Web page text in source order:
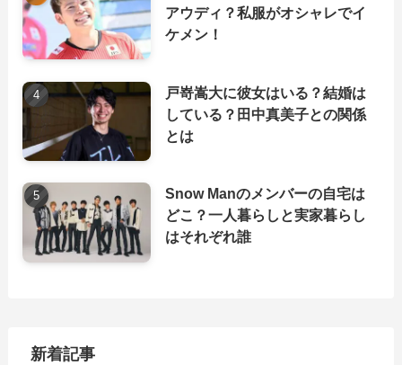
アウディ？私服がオシャレでイ
ケメン！
戸嵜嵩大に彼女はいる？結婚は
している？田中真美子との関係
とは
Snow Manのメンバーの自宅は
どこ？一人暮らしと実家暮らし
はそれぞれ誰
新着記事